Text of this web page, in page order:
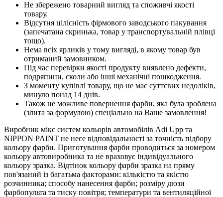
Не збережено товарний вигляд та споживчі якості
товару.
Відсутня цілісність фірмового заводського пакування
(запечатана скринька, товар у транспортувальній плівці
тощо).
Нема всіх ярликів у тому вигляді, в якому товар був
отриманий замовником.
Під час перевірки якості продукту виявлено дефекти,
подряпини, сколи або інші механічні пошкодження.
З моменту купівлі товару, що не має суттєвих недоліків,
минуло понад 14 днів.
Також не можливе повернення фарби, яка була зроблена
(злита за формулою) спеціально на Ваше замовлення!
Виробник мікс систем кольорів автомобілів Adi Upp та
NIPPON PAINT не несе відповідальності за точність підбору
кольору фарби. Приготування фарби проводиться за номером
кольору автовиробника та не враховує індивідуального
кольору зразка. Відтінок кольору фарби зразка на пряму
пов'язаний із багатьма факторами: кількістю та якістю
розчинника; способу нанесення фарби; розміру дюзи
фарбопульта та тиску повітря; температури та вентиляційної